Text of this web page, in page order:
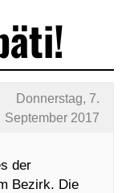
Donnerstag, 7.
September 2017
der
Bezirk. Die